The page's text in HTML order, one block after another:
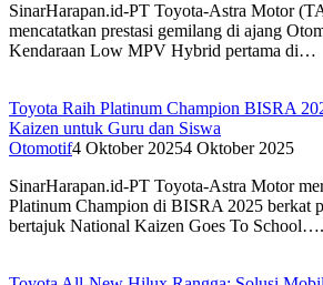
SinarHarapan.id-PT Toyota-Astra Motor
mencatatkan prestasi gemilang di ajang
Kendaraan Low MPV Hybrid pertama di…
Toyota Raih Platinum Champion BISRA
Kaizen untuk Guru dan Siswa
Otomotif4 Oktober 20254 Oktober 2025
SinarHarapan.id-PT Toyota-Astra Motor
Platinum Champion di BISRA 2025 berkat
bertajuk National Kaizen Goes To School….